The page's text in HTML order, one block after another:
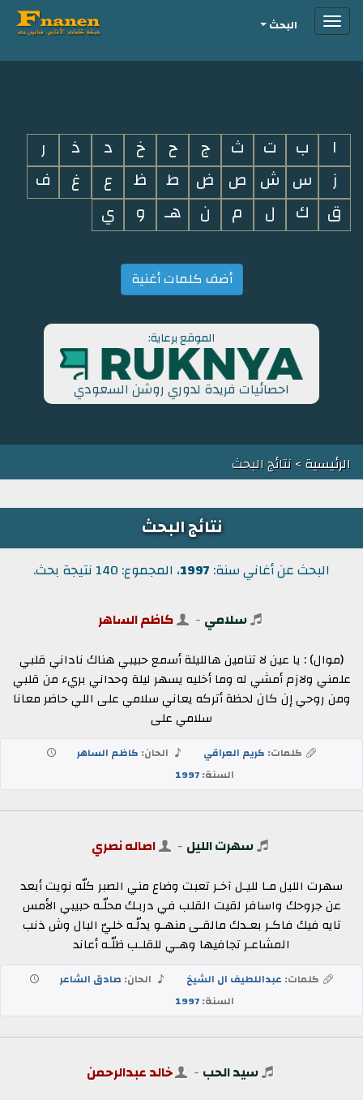
i
Toggleالبحث
ا ب ت ث ج ح خ د ذ
ر
ز
س ش ص ض ط ظ ع غ
ف
ق
ك ل م ن هـ و ي
أضف كلمات أغنية
الموقع برعاية:
احصائيات فريدة لدوري روشن السعودي
الرئيسية> نتائج البحث
نتائج البحث
البحث عن أغاني سنة: 1997، المجموع: 140 نتيجة بحث.
سلامي - كاظم الساهر
(موال) : يا عين لا تنامين هالليلة أسمع حبيبي هناك ناداني قلبي
علمني ولازم أمشي له وما أخليه يسهر ليلة وحداني بريء من قلبي
ومن روحي إن كان لحظة أتركه يعاني سلامي على اللي حاضر معانا
سلامي على
كلمات: كريم العراقي الحان: كاظم الساهر
السنة:1997
سهرت الليل - اصاله نصري
سهرت الليل مـا لليـل آخـر تعبت وضاع مني الصبر كلّه نويت أبعد
عن جروحك واسافر لقيت القلب في دربـك محلّـه حبيبي الأمس
تايه فيك فاكـر بعـدك مالقـى منهـو يدلّـه خليّ البال وش ذنب
المشاعـر تجافيها وهـي للقلـب ظلّـه أعاند
كلمات: عبداللطيف ال الشيخ الحان: صادق الشاعر
السنة:1997
سيد الحب - خالد عبدالرحمن